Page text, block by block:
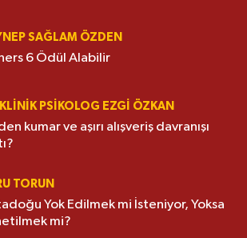
SAĞLAM ÖZDEN
6 Ödül Alabilir
PSIKOLOG EZGI ÖZKAN
kumar ve aşırı alışveriş davranışı
TORUN
Yok Edilmek mi İsteniyor, Yoksa
mi?